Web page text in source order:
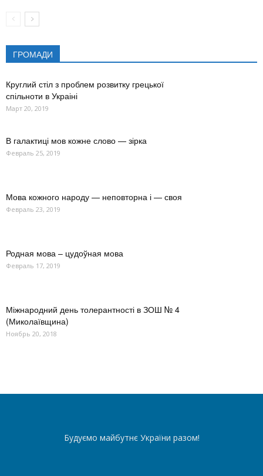
ГРОМАДИ
Круглий стіл з проблем розвитку грецької
спільноти в Украіні
Март 20, 2019
В галактиці мов кожне слово — зірка
Февраль 25, 2019
Мова кожного народу — неповторна і — своя
Февраль 23, 2019
Родная мова – цудоўная мова
Февраль 17, 2019
Міжнародний день толерантності в ЗОШ № 4
(Миколаївщина)
Ноябрь 20, 2018
Будуємо майбутнє України разом!